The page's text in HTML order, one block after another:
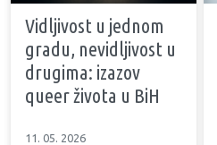
Vidljivost u jednom
gradu, nevidljivost u
drugima: izazov
queer života u BiH
11. 05. 2026